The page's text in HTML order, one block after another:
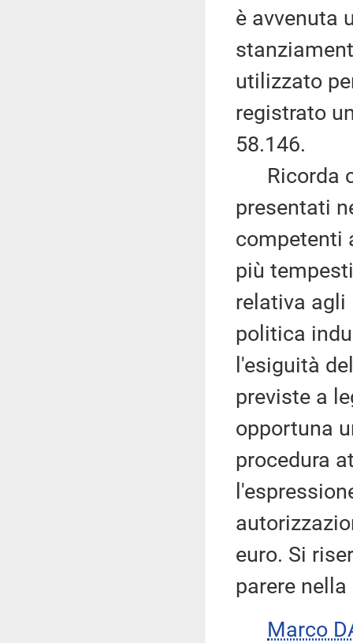
è avvenuta
utilizzato
registrato
58.146.
Ricorda
presentati
competenti
più
relativa agli
politica
l'esiguità
previste a
opportuna
procedura
euro. Si
parere
Marco